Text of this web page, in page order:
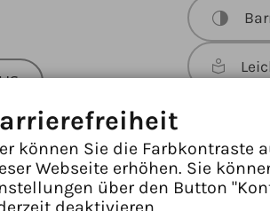
können Sie die Farbkontraste
Webseite erhöhen. Sie
über den Button
deaktivieren.